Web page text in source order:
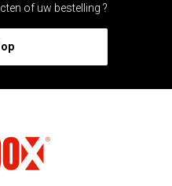
of uw bestelling ?